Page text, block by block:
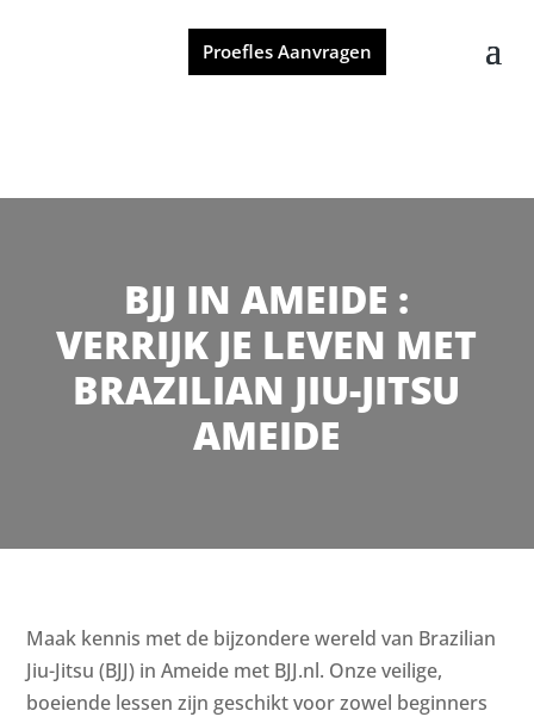
Proefles Aanvragen
BJJ IN AMEIDE :
VERRIJK JE LEVEN MET
BRAZILIAN JIU-JITSU
AMEIDE
Maak kennis met de bijzondere wereld van Brazilian
Jiu-Jitsu (BJJ) in Ameide met BJJ.nl. Onze veilige,
boeiende lessen zijn geschikt voor zowel beginners